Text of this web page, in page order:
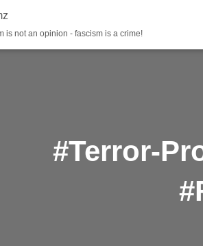
is not an opinion - fascism is a crime!
#Terror-